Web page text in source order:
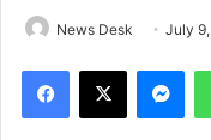
News Desk July
Facebook
X